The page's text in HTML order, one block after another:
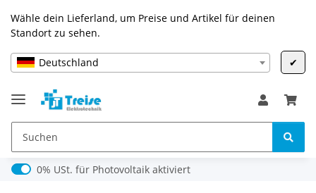
Wähle dein Lieferland, um Preise und Artikel für deinen
Standort zu sehen.
Deutschland ✔
0% USt. für Photovoltaik (§ 12 Abs. 3 UStG)
0% USt. für Photovoltaik aktiviert